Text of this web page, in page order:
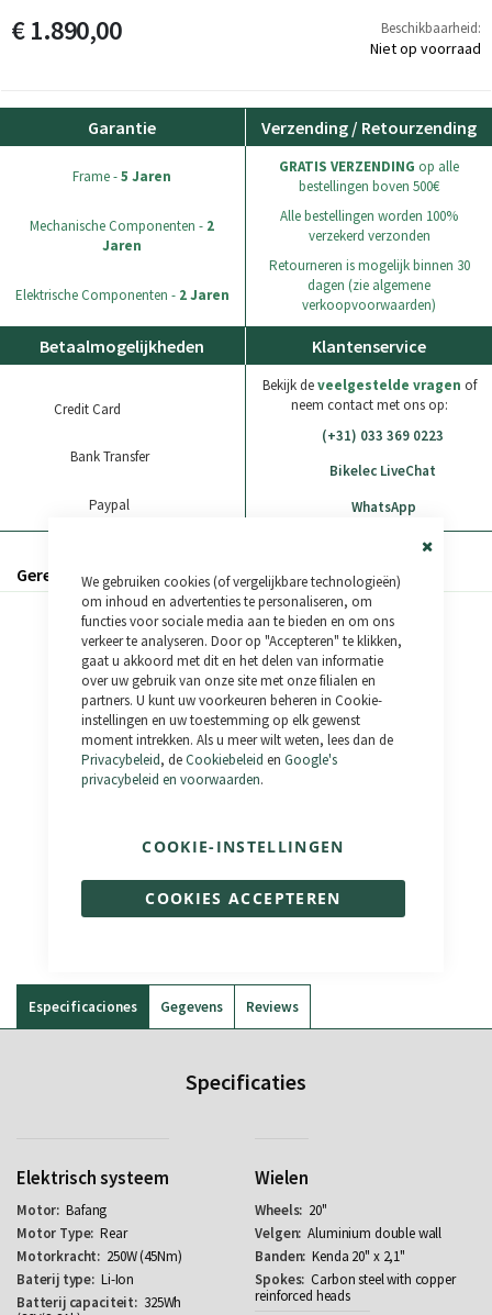
Cookie
We gebruiken cookies (of vergelijkbare technologieën)
om inhoud en advertenties te personaliseren, om
functies voor sociale media aan te bieden en om ons
verkeer te analyseren. Door op "Accepteren" te klikken,
gaat u akkoord met dit en het delen van informatie
over uw gebruik van onze site met onze filialen en
partners. U kunt uw voorkeuren beheren in Cookie-
instellingen en uw toestemming op elk gewenst
moment intrekken. Als u meer wilt weten, lees dan de
Privacybeleid, deCookiebeleid en Google's
privacybeleid en voorwaarden.
COOKIES ACCEPTEREN
COOKIE-INSTELLINGEN
€ 1.890,00 Beschikbaarheid:
Niet op voorraad
Garantie
Frame -5 Jaren
Mechanische Componenten - 2
Jaren
Elektrische Componenten - 2 Jaren
Verzending / Retourzending
GRATIS VERZENDING op alle
bestellingen boven 500€
Alle bestellingen worden 100%
verzekerd verzonden
Retourneren is mogelijk binnen 30
dagen (zie algemene
verkoopvoorwaarden)
Betaalmogelijkheden
Credit Card
Bank Transfer
Paypal
Klantenservice
Bekijk deveelgestelde vragen of
neem contact met ons op:
(+31) 033 369 0223
Bikelec LiveChat
WhatsApp
Gerelateerde producten
€ 1.390,00
Especificaciones
Specificaties
Elektrisch systeem
Bafang
Rear
250W (45Nm)
Li-Ion
325Wh
Wielen
20"
Aluminium double wall
Kenda 20" x 2,1"
Carbon steel with copper
reinforced heads
Gegevens Reviews